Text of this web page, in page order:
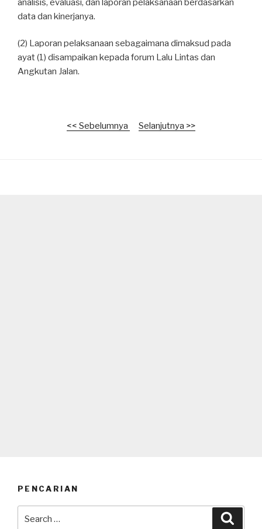
data dan kinerjanya.
(2) Laporan pelaksanaan sebagaimana dimaksud pada
ayat (1) disampaikan kepada forum Lalu Lintas dan
Angkutan Jalan.
<< Sebelumnya Selanjutnya >>
PENCARIAN